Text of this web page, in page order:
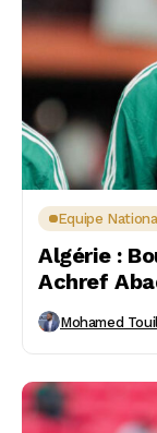
Equipe
Algérie :
Achref
Mohamed